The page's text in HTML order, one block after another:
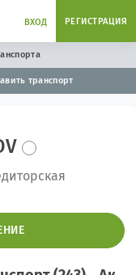
ВХОД РЕГИСТРАЦИЯ
транспорт